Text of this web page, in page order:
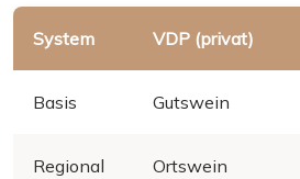
System VDP (privat)
Basis Gutswein
Regional Ortswein